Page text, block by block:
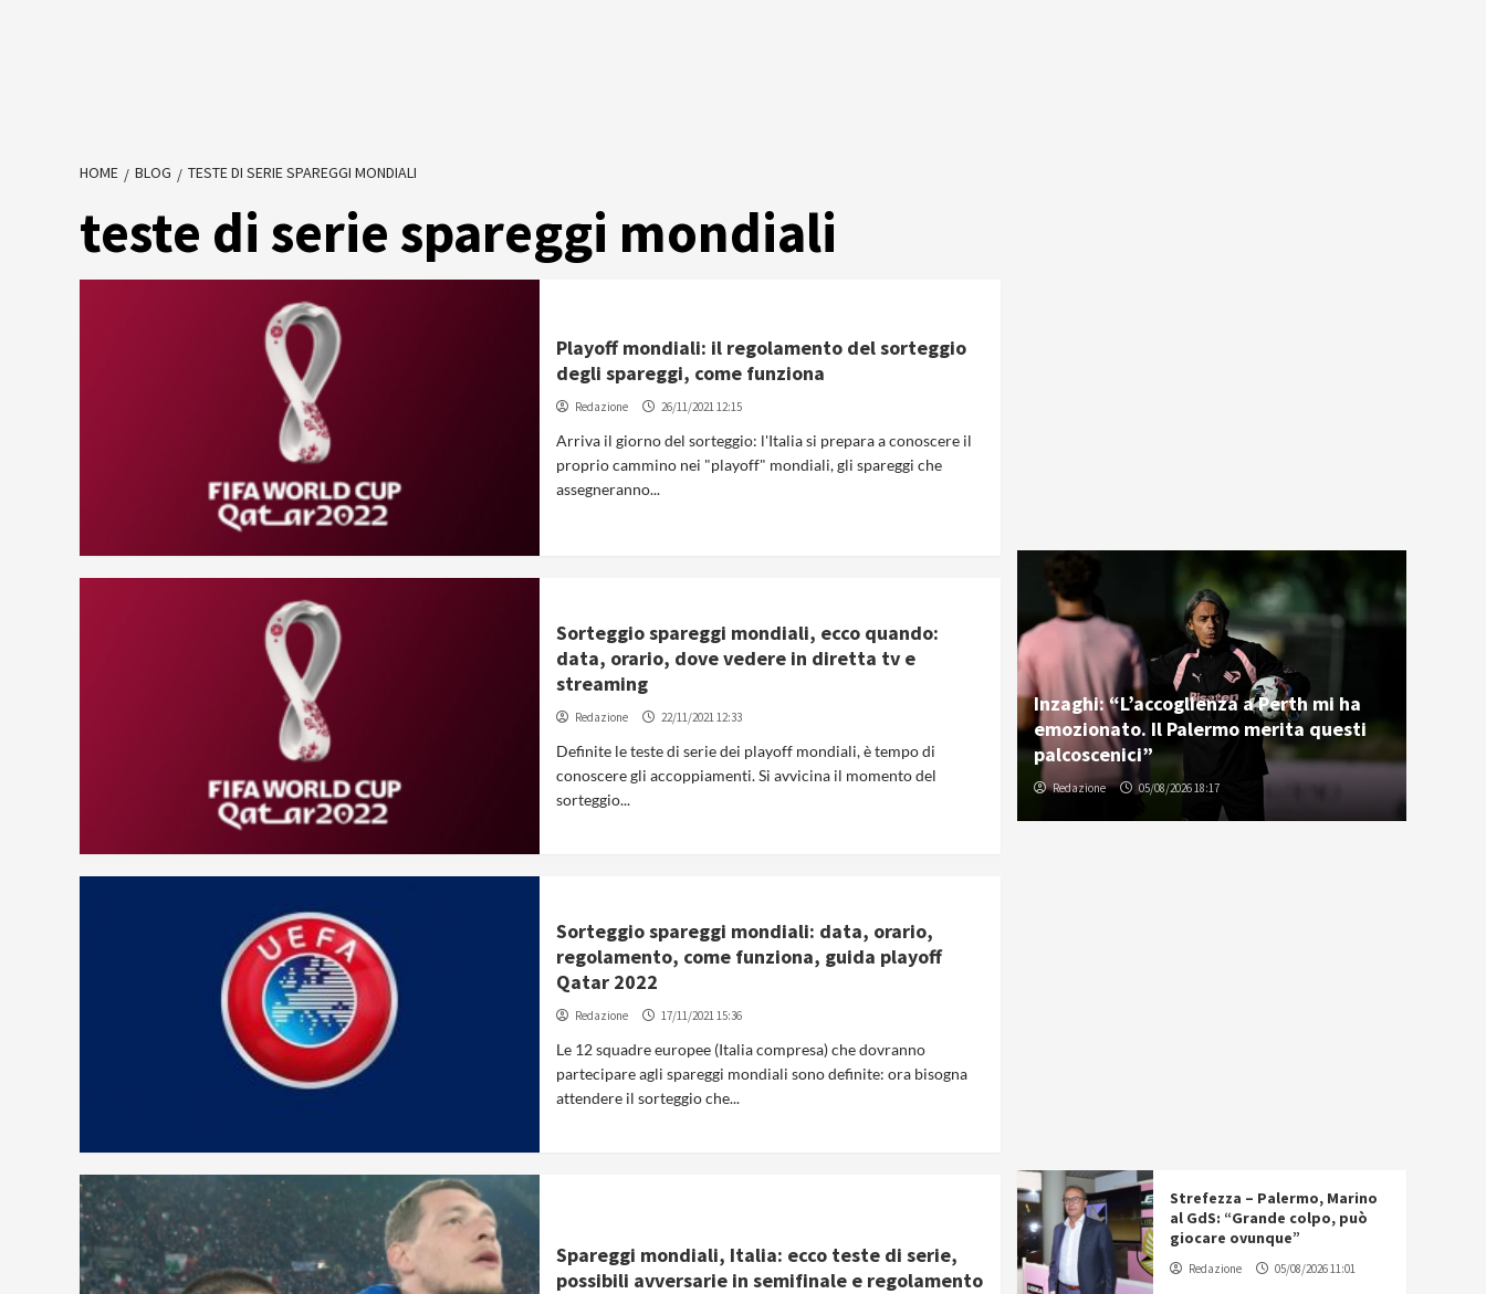
HOME BLOG TESTE DI SERIE SPAREGGI MONDIALI
teste di serie spareggi mondiali
Playoff mondiali: il regolamento del sorteggio
degli spareggi, come funziona
Redazione 26/11/2021 12:15
Arriva il giorno del sorteggio: l'Italia si prepara a conoscere il
proprio cammino nei "playoff" mondiali, gli spareggi che
assegneranno...
Sorteggio spareggi mondiali, ecco quando:
data, orario, dove vedere in diretta tv e
streaming
Redazione 22/11/2021 12:33
Definite le teste di serie dei playoff mondiali, è tempo di
conoscere gli accoppiamenti. Si avvicina il momento del
sorteggio...
Sorteggio spareggi mondiali: data, orario,
regolamento, come funziona, guida playoff
Qatar 2022
Redazione 17/11/2021 15:36
Le 12 squadre europee (Italia compresa) che dovranno
partecipare agli spareggi mondiali sono definite: ora bisogna
attendere il sorteggio che...
Spareggi mondiali, Italia: ecco teste di serie,
possibili avversarie in semifinale e regolamento
Inzaghi: “L’accoglienza a Perth mi ha
emozionato. Il Palermo merita questi
palcoscenici”
Redazione 05/08/2026 18:17
Strefezza – Palermo, Marino
al GdS: “Grande colpo, può
giocare ovunque”
Redazione 05/08/2026 11:01